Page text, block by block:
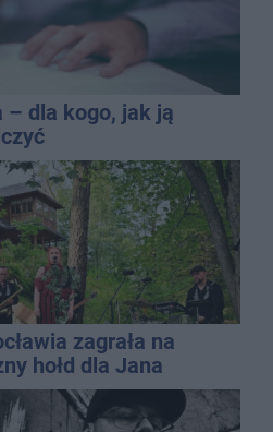
– dla kogo, jak ją
zagrała na
hołd dla Jana